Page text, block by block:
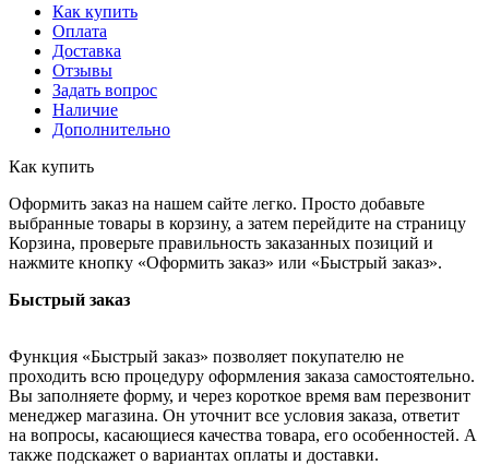
Как купить
Оплата
Доставка
Отзывы
Задать вопрос
Наличие
Дополнительно
Как купить
Оформить заказ на нашем сайте легко. Просто добавьте
выбранные товары в корзину, а затем перейдите на страницу
Корзина, проверьте правильность заказанных позиций и
нажмите кнопку «Оформить заказ» или «Быстрый заказ».
Быстрый заказ
Функция «Быстрый заказ» позволяет покупателю не
проходить всю процедуру оформления заказа самостоятельно.
Вы заполняете форму, и через короткое время вам перезвонит
менеджер магазина. Он уточнит все условия заказа, ответит
на вопросы, касающиеся качества товара, его особенностей. А
также подскажет о вариантах оплаты и доставки.